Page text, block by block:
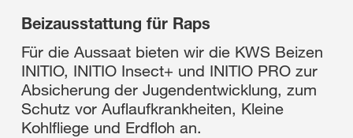
Beizausstattung für Raps
Für die Aussaat bieten wir die KWS Beizen
INITIO, INITIO Insect+ und INITIO PRO zur
Absicherung der Jugendentwicklung, zum
Schutz vor Auflaufkrankheiten, Kleine
Kohlfliege und Erdfloh an.